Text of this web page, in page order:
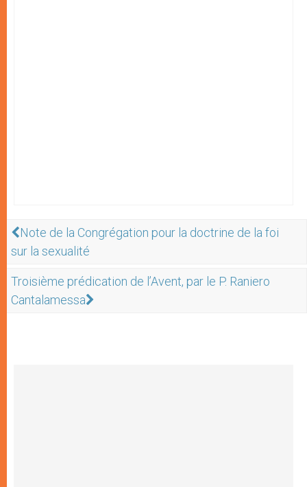
Note de la Congrégation pour la doctrine de la foi
sur la sexualité
Troisième prédication de l’Avent, par le P. Raniero
Cantalamessa